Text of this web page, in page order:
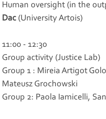
Human oversight (in the
Dac (University Artois)
11:00 - 12:30
Group activity (Justice Lab)
Group 1 : Mireia Artigot
Mateusz Grochowski
Group 2: Paola Iamicelli,